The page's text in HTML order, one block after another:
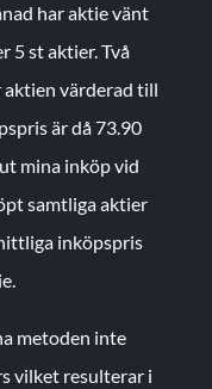
har aktie vänt
5 st aktier.Två
aktien värderad till
är då 73.90
mina inköp vid
samtliga aktier
inköpspris
metoden inte
vilket resulterar i